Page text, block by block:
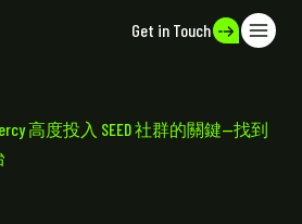
Get in Touch
高度投入 SEED 社群的關鍵—找到